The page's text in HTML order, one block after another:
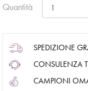
Quantità
SPEDIZIONE
CONSULENZA
CAMPIONI